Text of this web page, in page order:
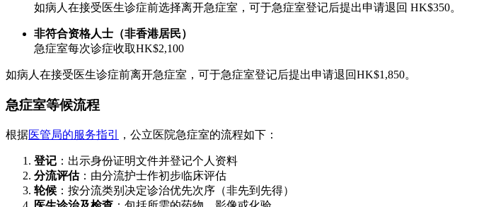
如病人在接受医生诊症前选择离开急症室，可于急症室登记后提出申请退回 HK$350。
非符合资格人士（非香港居民）
急症室每次诊症收取HK$2,100
如病人在接受医生诊症前离开急症室，可于急症室登记后提出申请退回HK$1,850。
急症室等候流程
根据医管局的服务指引 ，公立医院急症室的流程如下：
登记 ：出示身份证明文件并登记个人资料
分流评估：由分流护士作初步临床评估
轮候 ：按分流类别决定诊治优先次序（非先到先得）